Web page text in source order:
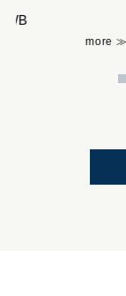
いくつもの嗜好